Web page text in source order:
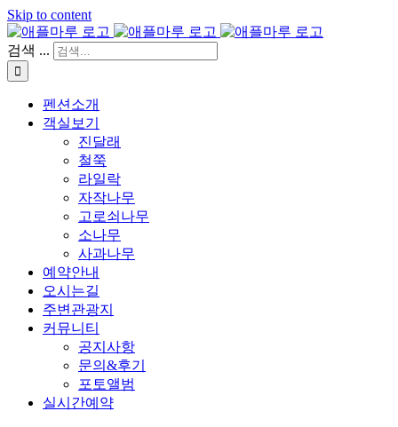
Skip to content
검색 ...
펜션소개
객실보기
진달래
철쭉
라일락
자작나무
고로쇠나무
소나무
사과나무
예약안내
오시는길
주변관광지
커뮤니티
공지사항
문의&후기
포토앨범
실시간예약